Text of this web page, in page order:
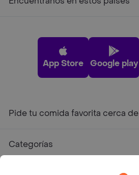
App Store Google play
Pide tu comida favorita cerca
Categorías